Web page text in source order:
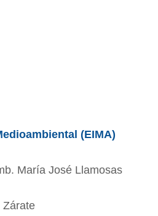
(EIMA)
María José Llamosas
Zárate